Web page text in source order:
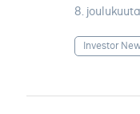
8.
Investor